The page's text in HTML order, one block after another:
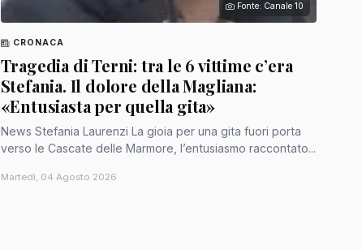
Fonte: Canale 10
CRONACA
Tragedia di Terni: tra le 6 vittime c’era
Stefania. Il dolore della Magliana:
«Entusiasta per quella gita»
News Stefania Laurenzi La gioia per una gita fuori porta
verso le Cascate delle Marmore, l’entusiasmo raccontato...
Martedì, 04 Agosto 2026